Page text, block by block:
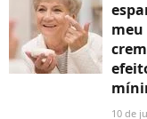
10 de